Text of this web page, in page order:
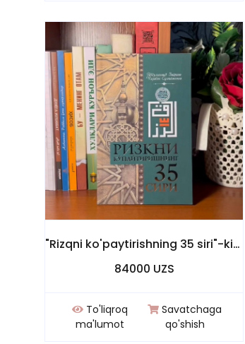
"Rizqni ko'paytirishning 35 siri"-kitobi
84000 UZS
To'liqroq
ma'lumot
Savatchaga
qo'shish